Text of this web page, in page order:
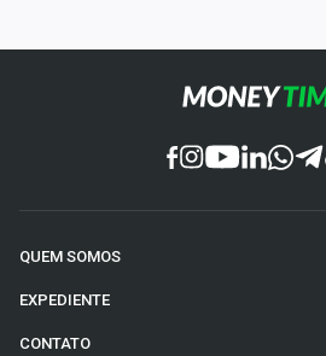
QUEM SOMOS
EXPEDIENTE
CONTATO